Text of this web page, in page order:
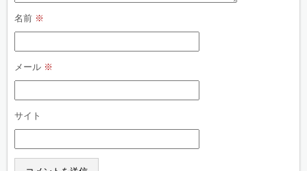
名前 ※
メール ※
サイト